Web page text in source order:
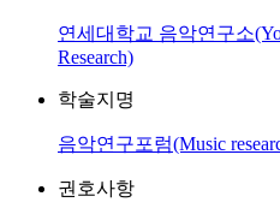
연세대학교 음악연구소
Research)
학술지명
음악연구포럼(Music
권호사항